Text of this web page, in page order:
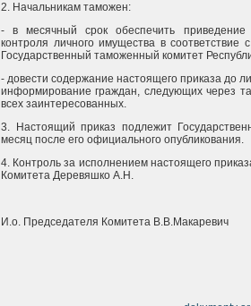
2. Начальникам таможен:
- в месячный срок обеспечить
контроля личного имущества в
Государственный таможенный комитет
- довести содержание настоящего приказа до
информирование граждан, следующих через
всех заинтересованных.
3. Настоящий приказ подлежит
месяц после его официального опубликования.
4. Контроль за исполнением настоящего
Комитета Деревяшко А.Н.
И.о. Председателя Комитета В.В.Макаревич